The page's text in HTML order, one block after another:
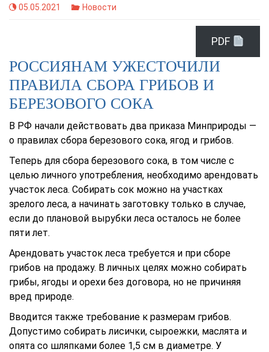
05.05.2021 Новости
PDF
РОССИЯНАМ УЖЕСТОЧИЛИ
ПРАВИЛА СБОРА ГРИБОВ И
БЕРЕЗОВОГО СОКА
В РФ начали действовать два приказа Минприроды —
о правилах сбора березового сока, ягод и грибов.
Теперь для сбора березового сока, в том числе с
целью личного употребления, необходимо арендовать
участок леса. Собирать сок можно на участках
зрелого леса, а начинать заготовку только в случае,
если до плановой вырубки леса осталось не более
пяти лет.
Арендовать участок леса требуется и при сборе
грибов на продажу. В личных целях можно собирать
грибы, ягоды и орехи без договора, но не причиняя
вред природе.
Вводится также требование к размерам грибов.
Допустимо собирать лисички, сыроежки, маслята и
опята со шляпками более 1,5 см в диаметре. У